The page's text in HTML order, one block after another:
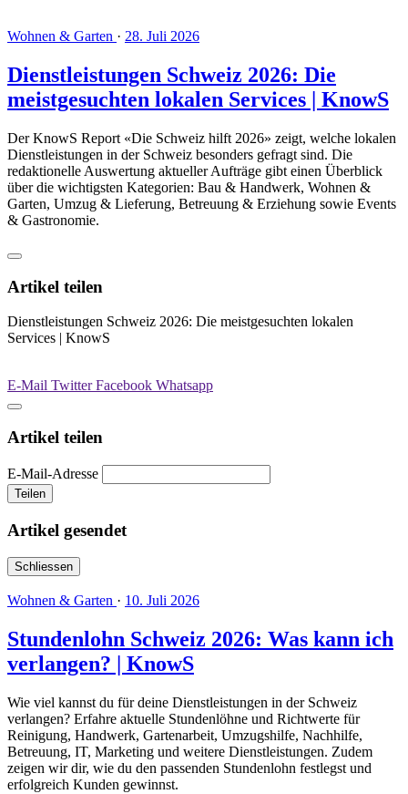
Wohnen & Garten · 28. Juli 2026
Dienstleistungen Schweiz 2026: Die
meistgesuchten lokalen Services | KnowS
Der KnowS Report «Die Schweiz hilft 2026» zeigt, welche lokalen
Dienstleistungen in der Schweiz besonders gefragt sind. Die
redaktionelle Auswertung aktueller Aufträge gibt einen Überblick
über die wichtigsten Kategorien: Bau & Handwerk, Wohnen &
Garten, Umzug & Lieferung, Betreuung & Erziehung sowie Events
& Gastronomie.
Artikel teilen
Dienstleistungen Schweiz 2026: Die meistgesuchten lokalen
Services | KnowS
E-Mail TwitterFacebook Whatsapp
Artikel teilen
E-Mail-Adresse
Teilen
Artikel gesendet
Schliessen
Wohnen & Garten · 10. Juli 2026
Stundenlohn Schweiz 2026: Was kann ich
verlangen? | KnowS
Wie viel kannst du für deine Dienstleistungen in der Schweiz
verlangen? Erfahre aktuelle Stundenlöhne und Richtwerte für
Reinigung, Handwerk, Gartenarbeit, Umzugshilfe, Nachhilfe,
Betreuung, IT, Marketing und weitere Dienstleistungen. Zudem
zeigen wir dir, wie du den passenden Stundenlohn festlegst und
erfolgreich Kunden gewinnst.